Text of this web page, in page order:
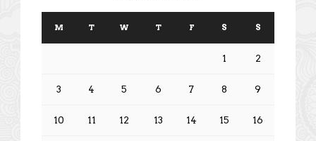
M T W T F S S
1 2
3 4 5 6 7 8 9
10 11 12 13 14 15 16